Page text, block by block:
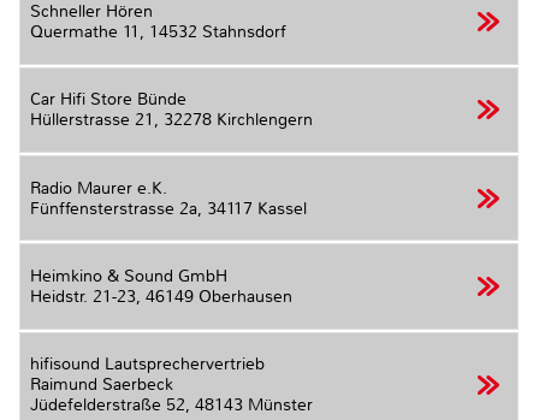
Schneller Hören
Quermathe 11, 14532 Stahnsdorf
Car Hifi Store Bünde
Hüllerstrasse 21, 32278 Kirchlengern
Radio Maurer e.K.
Fünffensterstrasse 2a, 34117 Kassel
Heimkino & Sound GmbH
Heidstr. 21-23, 46149 Oberhausen
hifisound Lautsprechervertrieb
Raimund Saerbeck
Jüdefelderstraße 52, 48143 Münster